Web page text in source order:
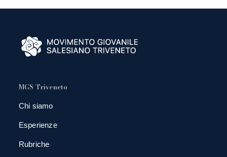
MGS Triveneto
Chi siamo
Esperienze
Rubriche